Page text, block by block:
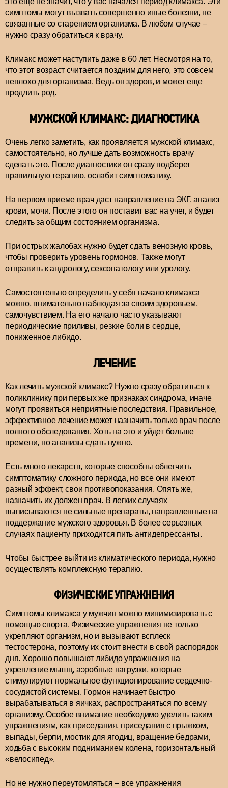
симптомы могут вызвать совершенно иные болезни, не
связанные со старением организма. В любом случае –
нужно сразу обратиться к врачу.
Климакс может наступить даже в 60 лет. Несмотря на то,
что этот возраст считается поздним для него, это совсем
неплохо для организма. Ведь он здоров, и может еще
продлить род.
МУЖСКОЙ КЛИМАКС: ДИАГНОСТИКА
Очень легко заметить, как проявляется мужской климакс,
самостоятельно, но лучше дать возможность врачу
сделать это. После диагностики он сразу подберет
правильную терапию, ослабит симптоматику.
На первом приеме врач даст направление на ЭКГ, анализ
крови, мочи. После этого он поставит вас на учет, и будет
следить за общим состоянием организма.
При острых жалобах нужно будет сдать венозную кровь,
чтобы проверить уровень гормонов. Также могут
отправить к андрологу, сексопатологу или урологу.
Самостоятельно определить у себя начало климакса
можно, внимательно наблюдая за своим здоровьем,
самочувствием. На его начало часто указывают
периодические приливы, резкие боли в сердце,
пониженное либидо.
ЛЕЧЕНИЕ
Как лечить мужской климакс? Нужно сразу обратиться к
поликлинику при первых же признаках синдрома, иначе
могут проявиться неприятные последствия. Правильное,
эффективное лечение может назначить только врач после
полного обследования. Хоть на это и уйдет больше
времени, но анализы сдать нужно.
Есть много лекарств, которые способны облегчить
симптоматику сложного периода, но все они имеют
разный эффект, свои противопоказания. Опять же,
назначить их должен врач. В легких случаях
выписываются не сильные препараты, направленные на
поддержание мужского здоровья. В более серьезных
случаях пациенту приходится пить антидепрессанты.
Чтобы быстрее выйти из климатического периода, нужно
осуществлять комплексную терапию.
ФИЗИЧЕСКИЕ УПРАЖНЕНИЯ
Симптомы климакса у мужчин можно минимизировать с
помощью спорта. Физические упражнения не только
укрепляют организм, но и вызывают всплеск
тестостерона, поэтому их стоит внести в свой распорядок
дня. Хорошо повышают либидо упражнения на
укрепление мышц, аэробные нагрузки, которые
стимулируют нормальное функционирование сердечно-
сосудистой системы. Гормон начинает быстро
вырабатываться в яичках, распространяться по всему
организму. Особое внимание необходимо уделить таким
упражнениям, как приседания, приседания с прыжком,
выпады, берпи, мостик для ягодиц, вращение бедрами,
ходьба с высоким подниманием колена, горизонтальный
«велосипед».
Но не нужно переутомляться – все упражнения